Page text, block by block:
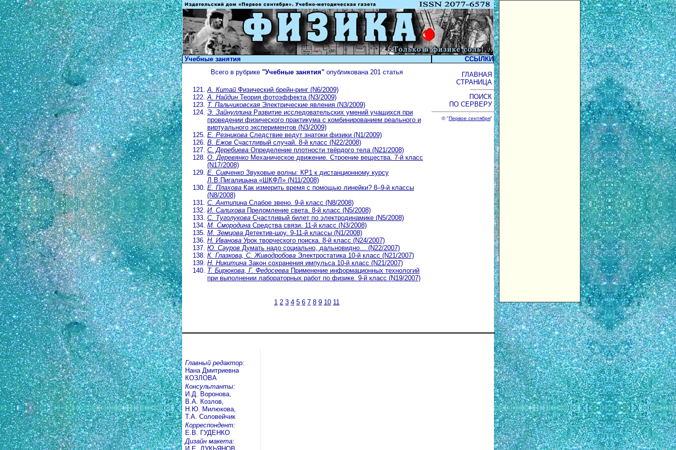
Учебные занятия
ССЫЛКИ
Всего в рубрике "Учебные занятия" опубликована 201 статья
А. Китай Физический брейн-ринг (N6/2009)
А. Найдин Теория фотоэффекта (N3/2009)
Т. Пальчиковская Электрические явления (N3/2009)
Э. Зайнуллина Развитие исследовательских умений учащихся при
проведении физического практикума с комбинированием реального и
виртуального экспериментов (N3/2009)
Е. Резникова Следствие ведут знатоки физики (N1/2009)
В. Ежов Счастливый случай. 8-й класс (N22/2008)
С. Деребиева Определение плотности твёрдого тела (N21/2008)
О. Деревянко Механическое движение. Строение вещества. 7-й класс
(N17/2008)
Е. Сивченко Звуковые волны: КР1 к дистанционному курсу
Л.В.Пигалицына «ШКФЛ» (N11/2008)
Е. Плахова Как измерить время с помощью линейки? 8–9-й классы
(N8/2008)
С. Антипина Cлабое звено. 9-й класс (N8/2008)
И. Салихова Преломление света. 8-й класс (N5/2008)
С. Туголукова Счастливый билет по электродинамике (N5/2008)
М. Смородина Средства связи. 11-й класс (N3/2008)
М. Земцова Детектив-шоу. 9-11-й классы (N1/2008)
Н. Иванова Урок творческого поиска. 8-й класс (N24/2007)
Ю. Сауров Думать надо социально, дальновидно… (N22/2007)
К. Глазкова, С. Живодробова Электростатика 10-й класс (N21/2007)
Н. Никитина Закон сохранения импульса 10-й класс (N21/2007)
Т. Бирюкова, Г. Федосеева Применение информационных технологий
при выполнении лабораторных работ по физике. 9-й класс (N19/2007)
1 2 3 4 5 6 7 8 9 10 11
ГЛАВНАЯ
СТРАНИЦА
ПОИСК
ПО СЕРВЕРУ
© "Первое сентября"
Главный редактор:
Нана Дмитриевна
КОЗЛОВА
Консультанты:
И.Д. Воронова,
В.А. Козлов,
Н.Ю. Милюкова,
Т.А. Соловейчик
Корреспондент:
Е.В. ГУДЕНКО
Дизайн макета: